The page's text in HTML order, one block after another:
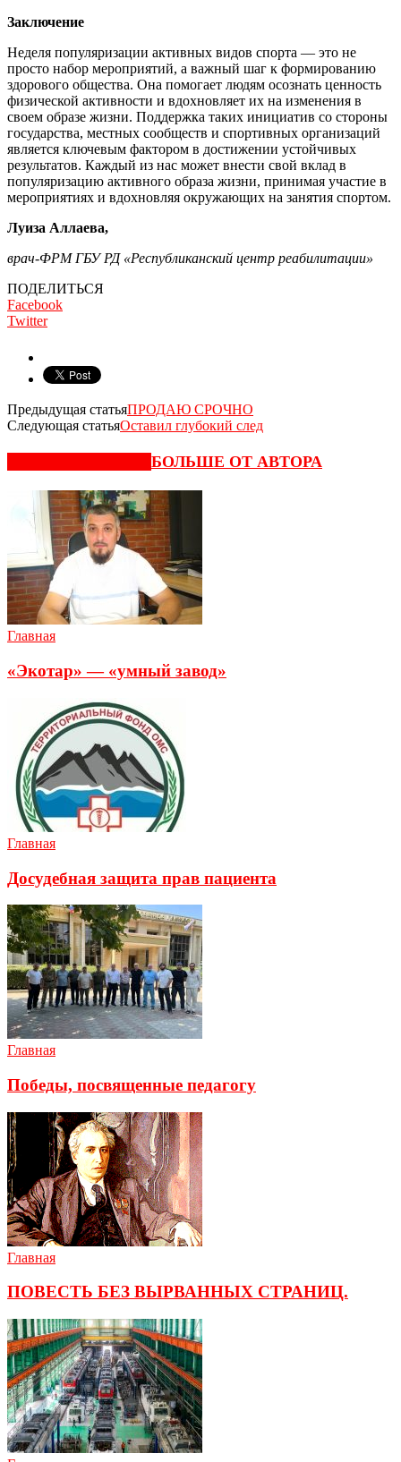
Заключение
Неделя популяризации активных видов спорта — это не
просто набор мероприятий, а важный шаг к формированию
здорового общества. Она помогает людям осознать ценность
физической активности и вдохновляет их на изменения в
своем образе жизни. Поддержка таких инициатив со стороны
государства, местных сообществ и спортивных организаций
является ключевым фактором в достижении устойчивых
результатов. Каждый из нас может внести свой вклад в
популяризацию активного образа жизни, принимая участие в
мероприятиях и вдохновляя окружающих на занятия спортом.
Луиза Аллаева,
врач-ФРМ ГБУ РД «Республиканский центр реабилитации»
ПОДЕЛИТЬСЯ
Facebook
Twitter
Предыдущая статьяПРОДАЮ СРОЧНО
Следующая статьяОставил глубокий след
БОЛЬШЕ ОТ АВТОРА
Главная
«Экотар» — «умный завод»
Главная
Досудебная защита прав пациента
Главная
Победы, посвященные педагогу
Главная
ПОВЕСТЬ БЕЗ ВЫРВАННЫХ СТРАНИЦ.